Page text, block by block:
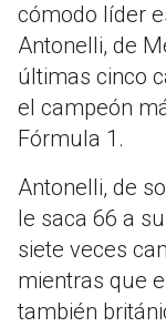
cómodo líder
Antonelli, de
últimas cinco
el campeón
Fórmula 1.
Antonelli, de
le saca 66 a
siete veces
mientras que
también